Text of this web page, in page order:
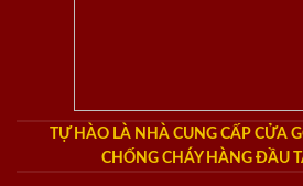
TỰ HÀO LÀ NHÀ CUNG CẤP CỬA
CHỐNG CHÁY HÀNG ĐẦU